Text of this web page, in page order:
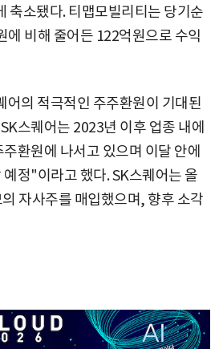
축소됐다. 티맵모빌리티는 당기순
에 비해 줄어든 122억원으로 수익
어의 적극적인 주주환원이 기대된
스퀘어는 2023년 이후 업종 내에
환원에 나서고 있으며 이달 안에
정"이라고 했다. SK스퀘어는 올
자사주를 매입했으며, 향후 소각